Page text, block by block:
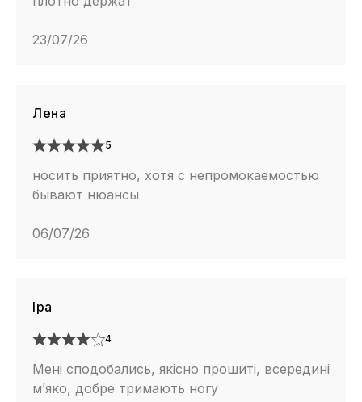
23/07/26
Лена
5
носить приятно, хотя с непромокаемостью
бывают нюансы
06/07/26
Іра
4
Мені сподобались, якісно прошиті, всередині
м’яко, добре тримають ногу